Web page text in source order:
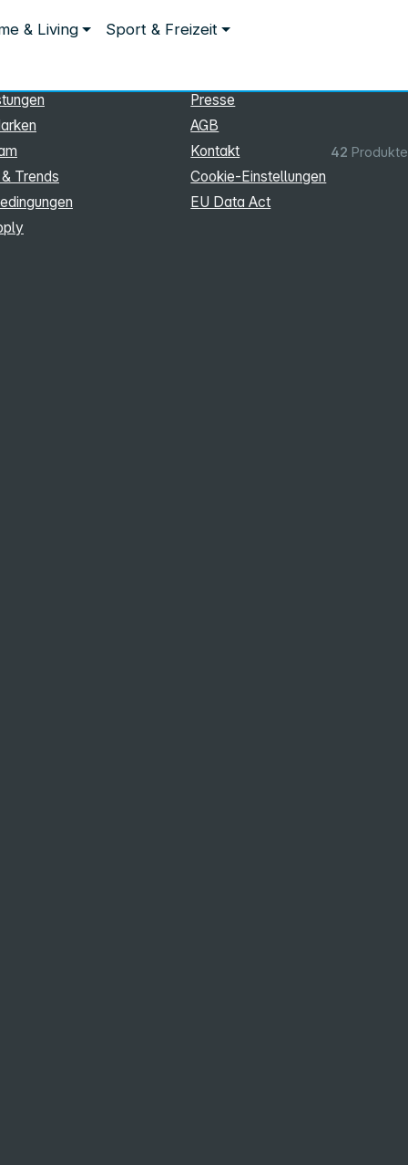
& Living Sport & Freizeit
42 Produkte
Trends
Presse
AGB
Kontakt
Cookie‑Einstellungen
EU Data Act